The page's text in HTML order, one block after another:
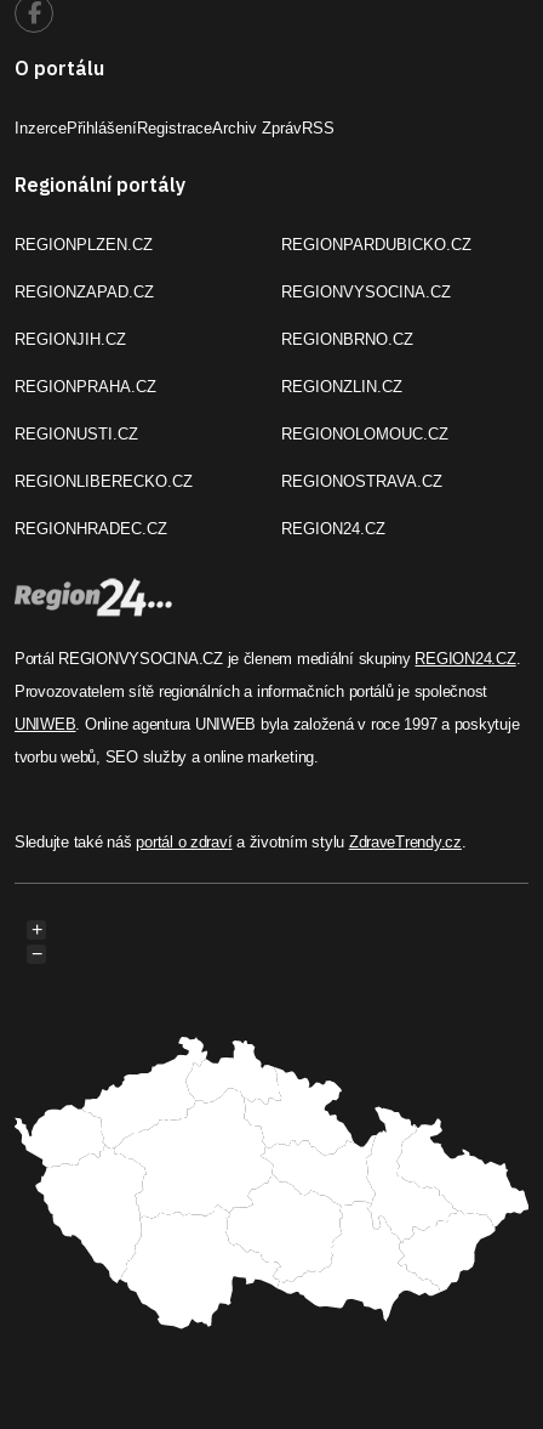
Revitalizace nádraží Jihlava